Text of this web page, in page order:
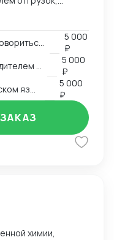
компании
всегда можем вам
с заказом5 000
₽
5 000
₽
5 000
₽
химии,